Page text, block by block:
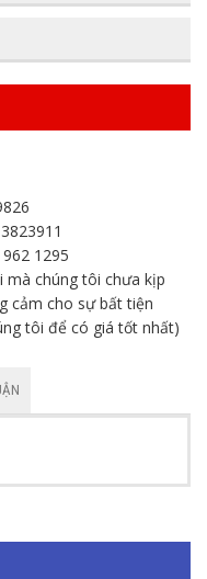
1295
mà chúng tôi chưa kịp
cảm cho sự bất tiện
tôi để có giá tốt nhất)